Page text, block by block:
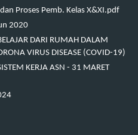
Proses Pemb. Kelas X&XI.pdf
2020
DARI RUMAH DALAM
VIRUS DISEASE (COVID-19)
KERJA ASN - 31 MARET